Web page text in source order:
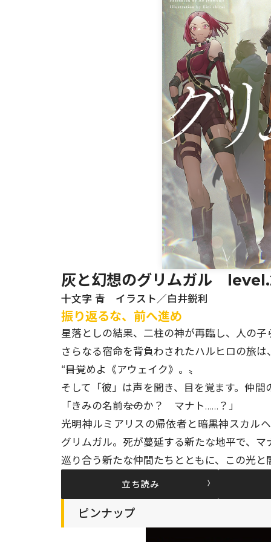
灰と幻想のグリムガル
十文字 青 イラスト／白井鋭利
振り返るな、前へ進め
星落としの結果、二柱の神が再臨し、人の
さらなる宿命を背負わされたハルヒロの旅は
“――目覚めよ《アウェイク》。〟
そして「彼」は声を聞き、目を覚ます。仲
「きみの名前――なのか？ マナト……？」
光明神ルミアリスの帰依者と暗黒神スカル
グリムガル。死が蔓延する新たな地平で、マ
巡り合う新たな仲間たちとともに、この光
立ち読み
ピンナップ